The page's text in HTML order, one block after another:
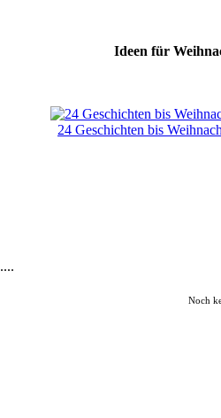
Ideen für
24 Geschichten bis
Noch